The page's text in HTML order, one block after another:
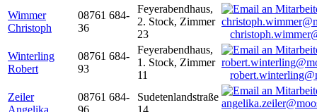
Wimmer
Christoph
08761 684-
36
Feyerabendhaus,
2. Stock, Zimmer
23
Winterling
Robert
08761 684-
93
Feyerabendhaus,
1. Stock, Zimmer
11
Zeiler
Angelika
08761 684-
96
Sudetenlandstraße
14